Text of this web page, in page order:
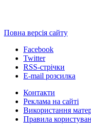
Повна версія сайту
Facebook
Twitter
RSS-стрічки
E-mail розсилка
Контакти
Реклама на сайті
Використання
Правила